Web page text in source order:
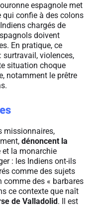
espagnole met
qui confie à des colons
chargés de
doivent
En pratique, ce
surtravail, violences,
situation choque
notamment le prêtre
missionnaires,
dénoncent la
et la monarchie
: les Indiens ont-ils
comme des sujets
comme des « barbares
ce contexte que naît
de Valladolid . Il est